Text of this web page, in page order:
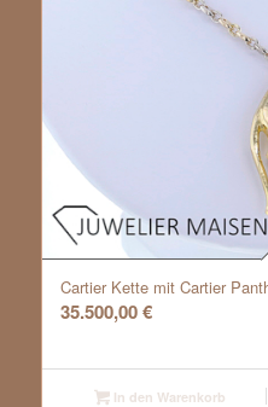
Cartier Kette mit Cartier
35.500,00€
In den Warenkorb